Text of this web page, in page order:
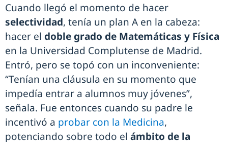
Cuando llegó el momento de hacer
selectividad, tenía un plan A en la cabeza:
hacer el doble grado de Matemáticas y Física
en la Universidad Complutense de Madrid.
Entró, pero se topó con un inconveniente:
“Tenían una cláusula en su momento que
impedía entrar a alumnos muy jóvenes”,
señala. Fue entonces cuando su padre le
incentivó a probar con la Medicina,
potenciando sobre todo el ámbito de la